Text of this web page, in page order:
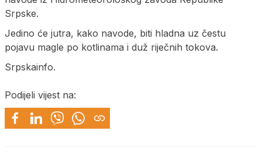
Srpske.
Jedino će jutra, kako navode, biti hladna uz čestu
pojavu magle po kotlinama i duž riječnih tokova.
Srpskainfo.
Podijeli vijest na: